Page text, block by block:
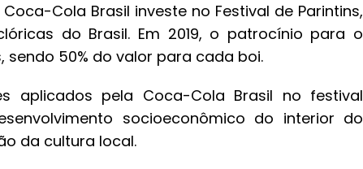
Cola Brasil investe no Festival de Parintins,
do Brasil. Em 2019, o patrocínio para o
sendo 50% do valor para cada boi.
aplicados pela Coca-Cola Brasil no festival
socioeconômico do interior do
da cultura local.